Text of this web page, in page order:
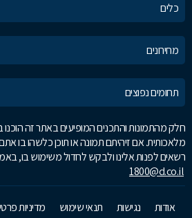
כלים
מחירונים
תחומים נפוצים
חלק מהתמונות והתכנים המופיעים באתר זה הוכנו
מלאכותית. אם זיהיתם תמונה או תוכן כלשהו בו אתם
רשאים לפנות אלינו ולבקש לחדול משימוש בו,
1800@d.co.il
אודות נגישות תנאי שימוש מדיניות